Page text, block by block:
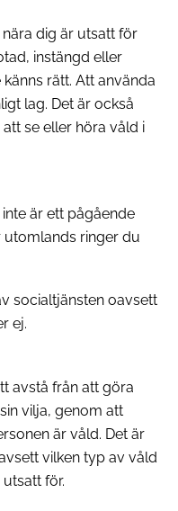
dig är utsatt för
instängd eller
rätt. Att använda
lag. Det är också
se eller höra våld i
är ett pågående
utomlands ringer du
socialtjänsten oavsett
ej.
avstå från att göra
vilja, genom att
är våld. Det är
vilken typ av våld
för.